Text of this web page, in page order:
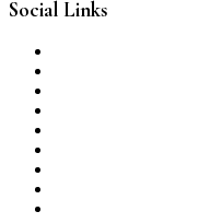
Social Links